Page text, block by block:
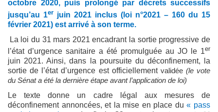
octobre 2020, puis prolongé par décrets successifs
jusqu’au 1er juin 2021 inclus (loi n°2021 – 160 du 15
février 2021) est arrivé à son terme.
La loi du 31 mars 2021 encadrant la sortie progressive de
l’état d’urgence sanitaire a été promulguée au JO le 1er
juin 2021. Ainsi, dans la poursuite du déconfinement, la
sortie de l’état d’urgence est officiellement validée (le vote
du Sénat a été la dernière étape avant l’application de loi)
Le texte donne un cadre légal aux mesures de
déconfinement annoncées, et la mise en place du« pass